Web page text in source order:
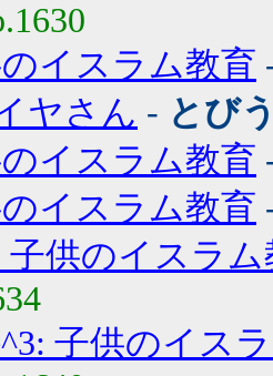
イスラム教育
ヤさん - とび
イスラム教育
イスラム教育
子供のイスラ
子供のイス